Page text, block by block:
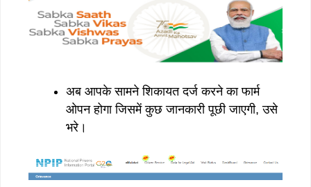
अब आपके सामने शिकायत दर्ज करने का फार्म
ओपन होगा जिसमें कुछ जानकारी पूछी जाएगी, उसे
भरे।